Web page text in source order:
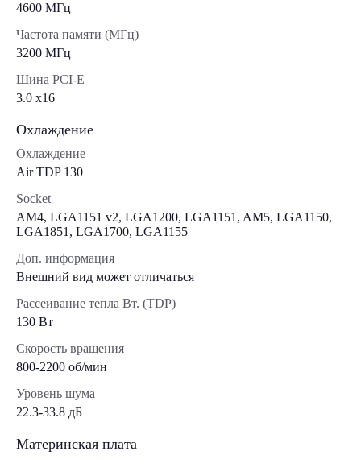
4600 МГц
Частота памяти (МГц)
3200 МГц
Шина PCI-E
3.0 x16
Охлаждение
Охлаждение
Air TDP 130
Socket
AM4, LGA1151 v2, LGA1200, LGA1151, AM5, LGA1150,
LGA1851, LGA1700, LGA1155
Доп. информация
Внешний вид может отличаться
Рассеивание тепла Вт. (TDP)
130 Вт
Скорость вращения
800-2200 об/мин
Уровень шума
22.3-33.8 дБ
Материнская плата